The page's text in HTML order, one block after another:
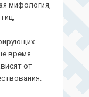
мифология,
время
от